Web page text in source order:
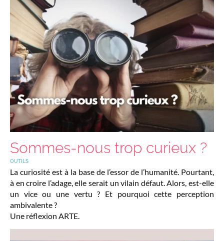
Sommes-nous trop curieux ?
OUTILS
La curiosité est à la base de l’essor de l’humanité. Pourtant,
à en croire l’adage, elle serait un vilain défaut. Alors, est-elle
un vice ou une vertu ? Et pourquoi cette perception
ambivalente ?
Une réflexion ARTE.